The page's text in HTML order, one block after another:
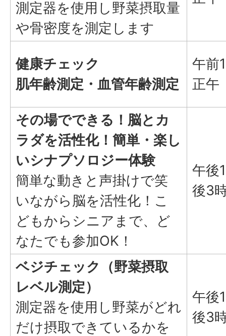
測定器を使用し野菜摂取量
や骨密度を測定します
健康チェック
肌年齢測定・血管年齢測定
午前
正午
その場でできる！脳とカ
ラダを活性化！簡単・楽し
いシナプソロジー体験
簡単な動きと声掛けで笑
いながら脳を活性化！こ
どもからシニアまで、ど
なたでも参加OK！
午後
後3
ベジチェック（野菜摂取
レベル測定）
測定器を使用し野菜がどれ
だけ摂取できているかを
午後
後3